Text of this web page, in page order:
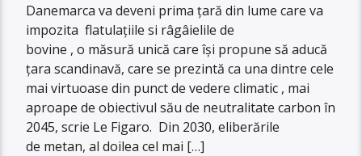
Danemarca va deveni prima țară din lume care va
impozita flatulaţiile si râgâielile de
bovine , o măsură unică care își propune să aducă
țara scandinavă, care se prezintă ca una dintre cele
mai virtuoase din punct de vedere climatic , mai
aproape de obiectivul său de neutralitate carbon în
2045, scrie Le Figaro. Din 2030, eliberările
de metan, al doilea cel mai […]